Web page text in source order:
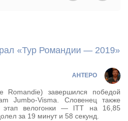
«Тур Романдии — 2019»
AHTEPO
Romandie) завершился победой
Jumbo-Visma. Словенец также
этап велогонки — ITT на 16,85
за 19 минут и 58 секунд.